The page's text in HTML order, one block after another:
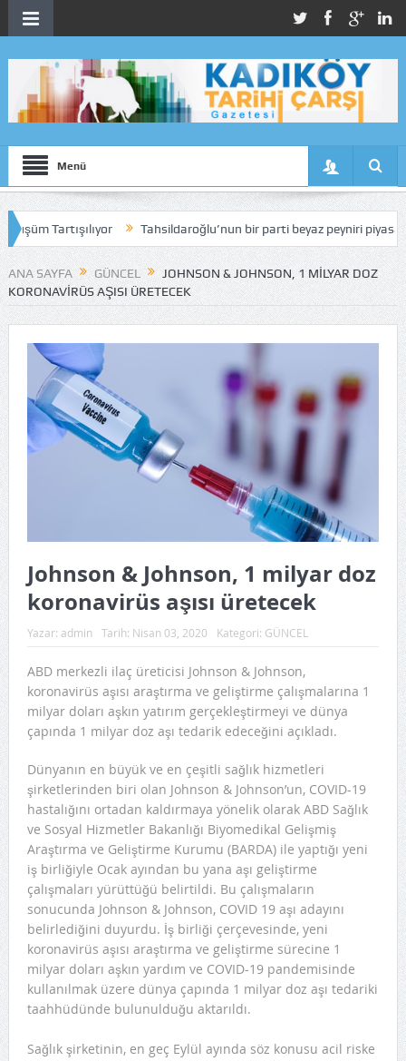
Menü
Tahsildaroğlu’nun bir parti beyaz peyniri piyasadan
ANA SAYFA GÜNCEL
JOHNSON & JOHNSON, 1 MILYAR DOZ
KORONAVIRÜS AŞISI ÜRETECEK
Johnson & Johnson, 1 milyar doz
koronavirüs aşısı üretecek
Yazar: admin Tarih: Nisan 03, 2020 Kategori: GÜNCEL
ABD merkezli ilaç üreticisi Johnson & Johnson,
koronavirüs aşısı araştırma ve geliştirme çalışmalarına 1
milyar doları aşkın yatırım gerçekleştirmeyi ve dünya
çapında 1 milyar doz aşı tedarik edeceğini açıkladı.
Dünyanın en büyük ve en çeşitli sağlık hizmetleri
şirketlerinden biri olan Johnson & Johnson’un, COVID-19
hastalığını ortadan kaldırmaya yönelik olarak ABD Sağlık
ve Sosyal Hizmetler Bakanlığı Biyomedikal Gelişmiş
Araştırma ve Geliştirme Kurumu (BARDA) ile yaptığı yeni
iş birliğiyle Ocak ayından bu yana aşı geliştirme
çalışmaları yürüttüğü belirtildi. Bu çalışmaların
sonucunda Johnson & Johnson, COVID 19 aşı adayını
belirlediğini duyurdu. İş birliği çerçevesinde, yeni
koronavirüs aşısı araştırma ve geliştirme sürecine 1
milyar doları aşkın yardım ve COVID-19 pandemisinde
kullanılmak üzere dünya çapında 1 milyar doz aşı tedariki
taahhüdünde bulunulduğu aktarıldı.
Sağlık şirketinin, en geç Eylül ayında söz konusu acil riske